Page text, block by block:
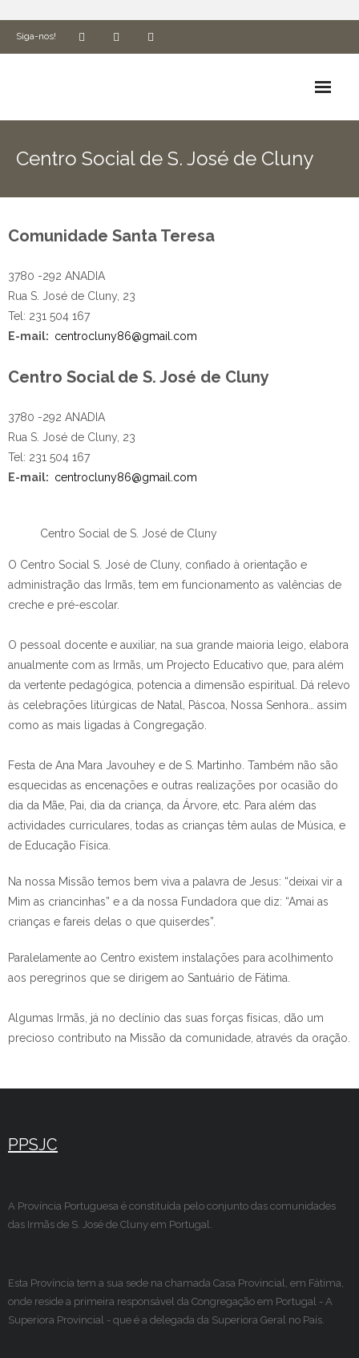
Siga-nos!
Formação
Associados
Utilidades
Centro Social de S. José de Cluny
Comunidade Santa Teresa
3780 -292 ANADIA
Rua S. José de Cluny, 23
Tel: 231 504 167
E-mail: centrocluny86@gmail.com
Centro Social de S. José de Cluny
3780 -292 ANADIA
Rua S. José de Cluny, 23
Tel: 231 504 167
E-mail: centrocluny86@gmail.com
Centro Social de S. José de Cluny
O Centro Social S. José de Cluny, confiado à orientação e
administração das Irmãs, tem em funcionamento as valências de
creche e pré-escolar.
O pessoal docente e auxiliar, na sua grande maioria leigo, elabora
anualmente com as Irmãs, um Projecto Educativo que, para além
da vertente pedagógica, potencia a dimensão espiritual. Dá relevo
às celebrações litúrgicas de Natal, Páscoa, Nossa Senhora… assim
como as mais ligadas à Congregação.
Festa de Ana Mara Javouhey e de S. Martinho. Também não são
esquecidas as encenações e outras realizações por ocasião do
dia da Mãe, Pai, dia da criança, da Árvore, etc. Para além das
actividades curriculares, todas as crianças têm aulas de Música, e
de Educação Física.
Na nossa Missão temos bem viva a palavra de Jesus: “deixai vir a
Mim as criancinhas” e a da nossa Fundadora que diz: “Amai as
crianças e fareis delas o que quiserdes”.
Paralelamente ao Centro existem instalações para acolhimento
aos peregrinos que se dirigem ao Santuário de Fátima.
Algumas Irmãs, já no declínio das suas forças físicas, dão um
precioso contributo na Missão da comunidade, através da oração.
PPSJC
A Província Portuguesa é constituída pelo conjunto das comunidades
das Irmãs de S. José de Cluny em Portugal.
Esta Província tem a sua sede na chamada Casa Provincial, em Fátima,
onde reside a primeira responsável da Congregação em Portugal - A
Superiora Provincial - que é a delegada da Superiora Geral no País.